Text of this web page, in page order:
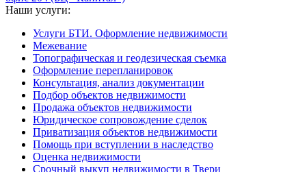
Наши услуги:
Услуги БТИ. Оформление недвижимости
Межевание
Топографическая и геодезическая съемка
Оформление перепланировок
Консультация, анализ документации
Подбор объектов недвижимости
Продажа объектов недвижимости
Юридическое сопровождение сделок
Приватизация объектов недвижимости
Помощь при вступлении в наследство
Оценка недвижимости
Срочный выкуп недвижимости в Твери